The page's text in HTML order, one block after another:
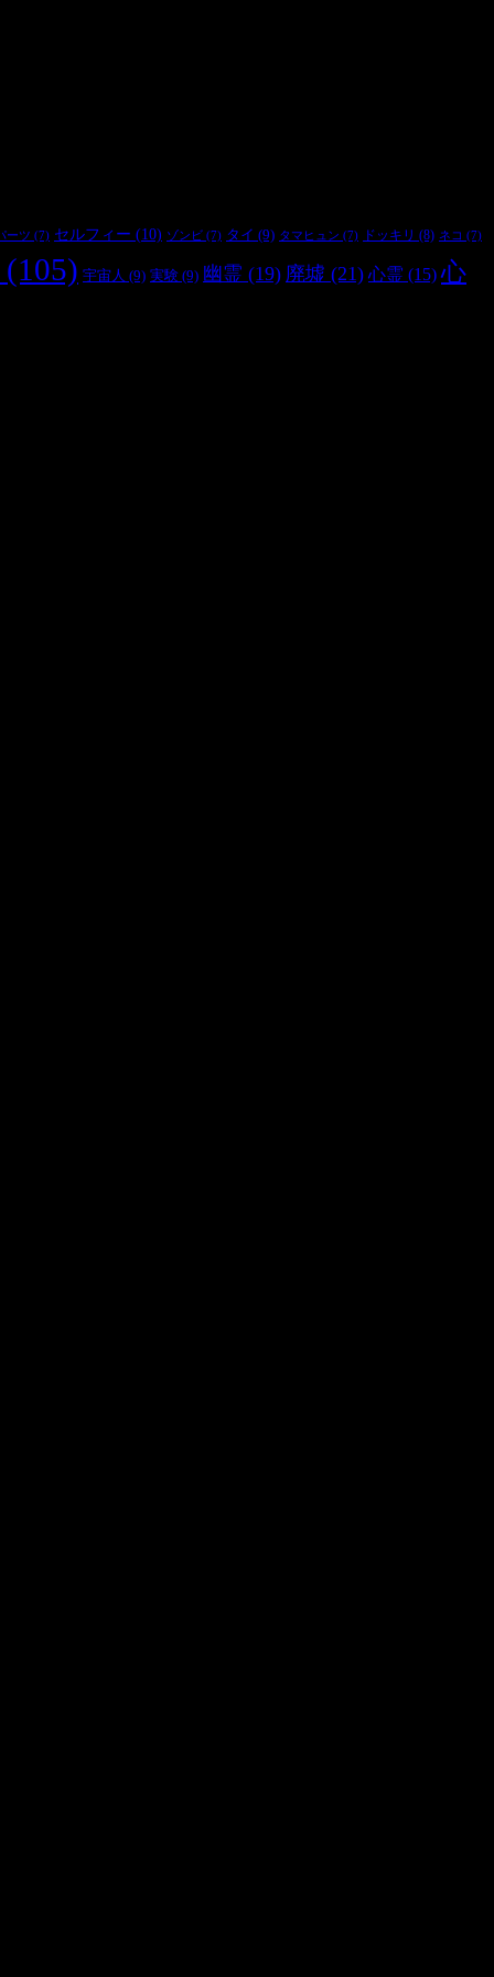
ーツ (7) セルフィー (10) ゾンビ (7) タイ (9) タマヒュン (7) ドッキリ (8) ネコ (7)
(105) 宇宙人 (9) 実験 (9) 幽霊 (19) 廃墟 (21) 心霊 (15) 心